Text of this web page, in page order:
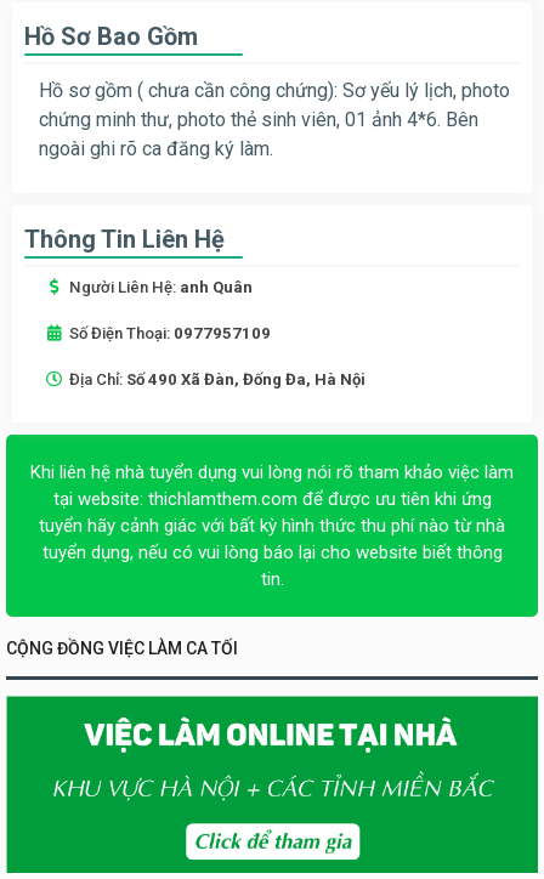
Hồ Sơ Bao Gồm
Hồ sơ gồm ( chưa cần công chứng): Sơ yếu lý lịch, photo
chứng minh thư, photo thẻ sinh viên, 01 ảnh 4*6. Bên
ngoài ghi rõ ca đăng ký làm.
Thông Tin Liên Hệ
Người Liên Hệ: anh Quân
Số Điện Thoại: 0977957109
Địa Chỉ: Số 490 Xã Đàn, Đống Đa, Hà Nội
Khi liên hệ nhà tuyển dụng vui lòng nói rõ tham khảo việc làm
tại website: thichlamthem.com để được ưu tiên khi ứng
tuyển hãy cảnh giác với bất kỳ hình thức thu phí nào từ nhà
tuyển dụng, nếu có vui lòng báo lại cho website biết thông
tin.
CỘNG ĐỒNG VIỆC LÀM CA TỐI